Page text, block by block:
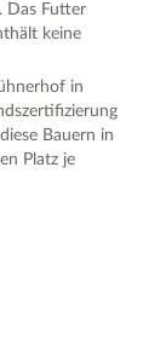
Das Futter
keine
in
Bauern in
Platz je